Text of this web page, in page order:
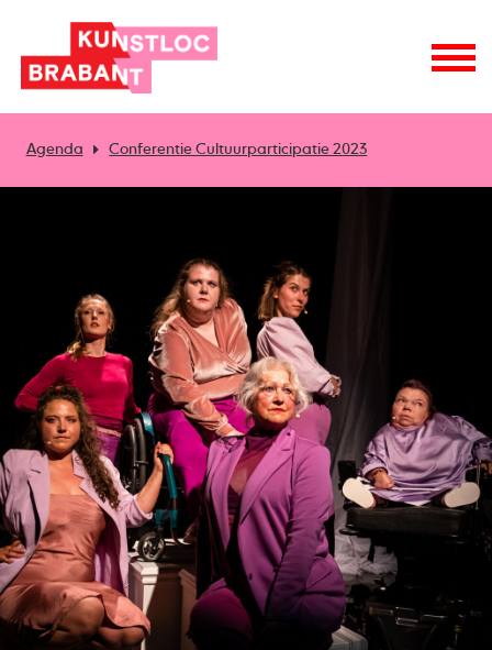
Agenda Conferentie Cultuurparticipatie 2023